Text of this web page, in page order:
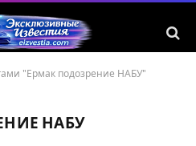
"Ермак подозрение НАБУ"
НАБУ